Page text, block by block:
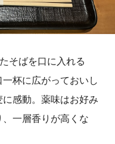
そばを口に入れる
杯に広がっておいし
感動。薬味はお好み
一層香りが高くな